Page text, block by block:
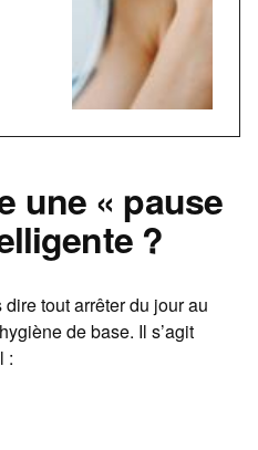
une « pause
?
tout arrêter du jour au
de base. Il s’agit
: